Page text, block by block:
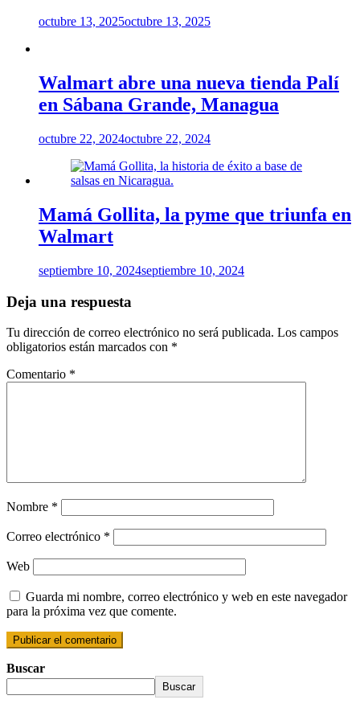
octubre 13, 2025octubre 13, 2025
Walmart abre una nueva tienda Palí
en Sábana Grande, Managua
octubre 22, 2024octubre 22, 2024
Mamá Gollita, la pyme que triunfa en
Walmart
septiembre 10, 2024septiembre 10, 2024
Deja una respuesta
Tu dirección de correo electrónico no será publicada. Los campos
obligatorios están marcados con *
Comentario *
Nombre *
Correo electrónico *
Web
Guarda mi nombre, correo electrónico y web en este navegador
para la próxima vez que comente.
Buscar
Buscar